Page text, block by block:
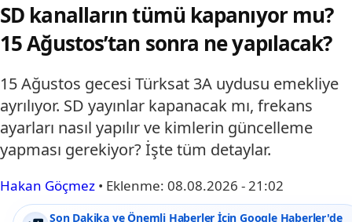
SD kanalların tümü kapanıyor mu?
15 Ağustos’tan sonra ne yapılacak?
15 Ağustos gecesi Türksat 3A uydusu emekliye
ayrılıyor. SD yayınlar kapanacak mı, frekans
ayarları nasıl yapılır ve kimlerin güncelleme
yapması gerekiyor? İşte tüm detaylar.
Hakan Göçmez • Eklenme: 08.08.2026 - 21:02
Son Dakika ve Önemli Haberler İçin Google Haberler'de